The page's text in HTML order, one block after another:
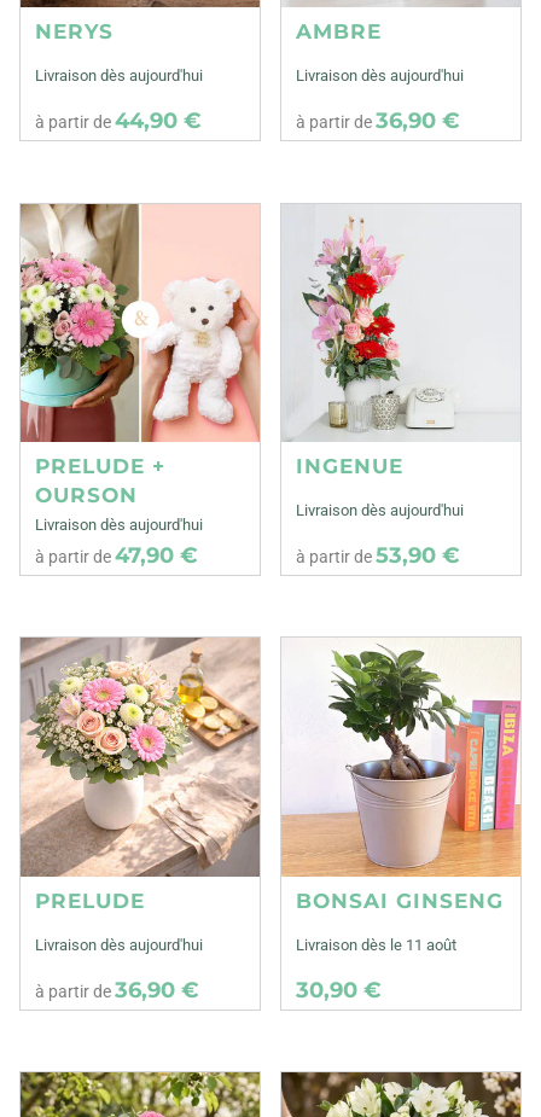
NERYS
Livraison dès aujourd'hui
à partir de44,90 €
AMBRE
Livraison dès aujourd'hui
à partir de36,90 €
PRELUDE +
OURSON
Livraison dès aujourd'hui
à partir de47,90 €
INGENUE
Livraison dès aujourd'hui
à partir de53,90 €
PRELUDE
Livraison dès aujourd'hui
à partir de36,90 €
BONSAI GINSENG
Livraison dès le 11 août
30,90 €